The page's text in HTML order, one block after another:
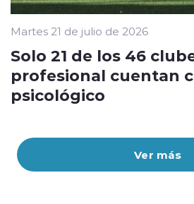
Ver más
Martes 21 de julio de 2026
Solo 21 de los 46
profesional cuentan
psicológico